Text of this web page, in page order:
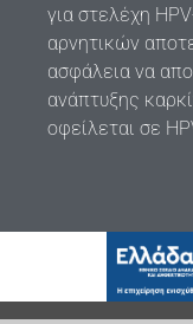
για στελέχη
αρνητικών
ασφάλεια να
ανάπτυξης
οφείλεται σε